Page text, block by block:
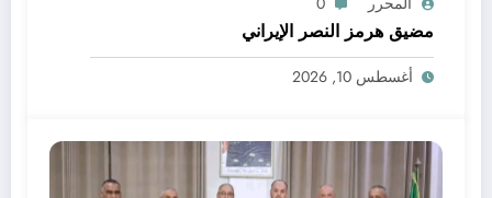
مضيق هرمز النصر الإيراني
أغسطس 10, 2026